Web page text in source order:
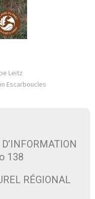
Leitz
Escarboucles
138
RÉGIONAL